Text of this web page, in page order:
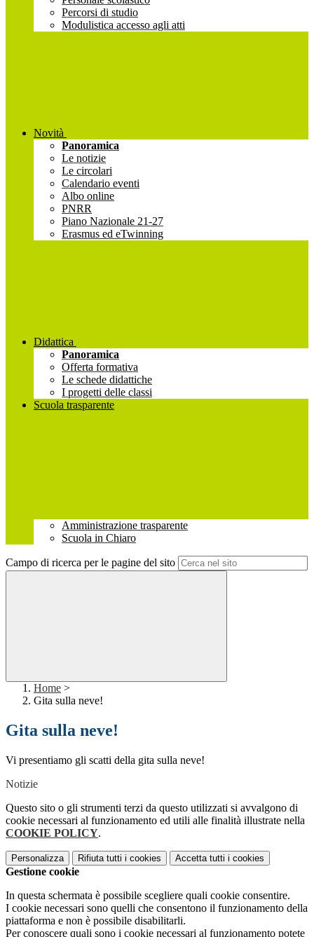
Percorsi di studio
Modulistica accesso agli atti
Novità
Panoramica
Le notizie
Le circolari
Calendario eventi
Albo online
PNRR
Piano Nazionale 21-27
Erasmus ed eTwinning
Didattica
Panoramica
Offerta formativa
Le schede didattiche
I progetti delle classi
Scuola trasparente
Amministrazione trasparente
Scuola in Chiaro
Campo di ricerca per le pagine del sito
Home >
Gita sulla neve!
Gita sulla neve!
Vi presentiamo gli scatti della gita sulla neve!
Notizie
Questo sito o gli strumenti terzi da questo utilizzati si avvalgono di
cookie necessari al funzionamento ed utili alle finalità illustrate nella
COOKIE POLICY.
Personalizza Rifiuta tutti i cookies Accetta tutti i cookies
Gestione cookie
In questa schermata è possibile scegliere quali cookie consentire.
I cookie necessari sono quelli che consentono il funzionamento della
piattaforma e non è possibile disabilitarli.
Per conoscere quali sono i cookie necessari al funzionamento potete